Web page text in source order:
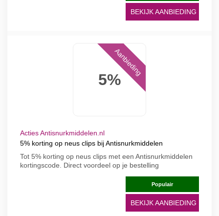
BEKIJK AANBIEDING
5%
Aanbieding
Acties Antisnurkmiddelen.nl
5% korting op neus clips bij Antisnurkmiddelen
Tot 5% korting op neus clips met een Antisnurkmiddelen
kortingscode. Direct voordeel op je bestelling
Populair
BEKIJK AANBIEDING